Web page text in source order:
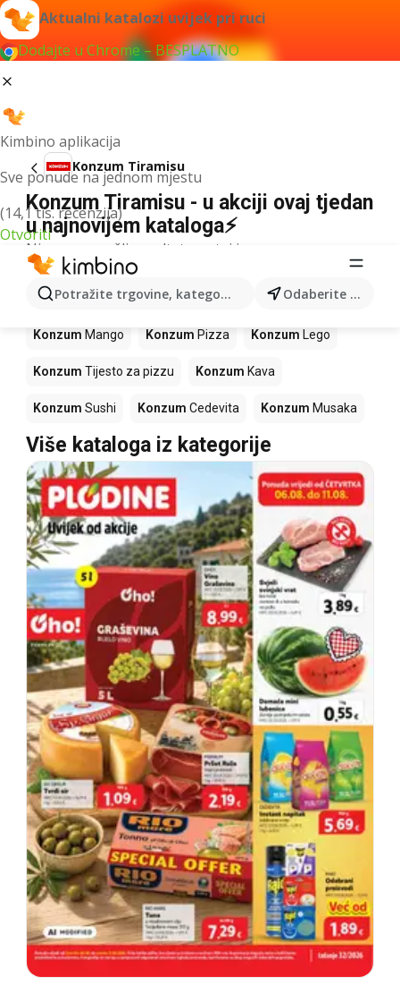
Aktualni katalozi uvijek pri ruci
Dodajte u Chrome – BESPLATNO
Kimbino aplikacija
Sve ponude na jednom mjestu
(14,1 tis. recenzija)
Otvoriti
Potražite trgovine, kategorije, proizvode... Odaberite grad
Konzum Tiramisu
Konzum Tiramisu - u akciji ovaj tjedan
u najnovijem kataloga⚡
Nismo pronašli rezultate za taj izraz.
Slijedeći proizvodi u trgovinama
Konzum
Konzum Mango Konzum Pizza Konzum Lego
Konzum Tijesto za pizzu Konzum Kava
Konzum Sushi Konzum Cedevita Konzum Musaka
Više kataloga iz kategorije